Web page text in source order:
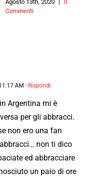
Agosto 13th, 2020 | 0
Commenti
AM - Rispondi
Argentina mi è
per gli abbracci.
non ero una fan
non ti dico
ed abbracciare
un paio di ore